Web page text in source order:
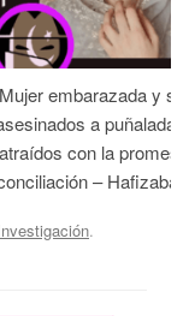
Mujer embarazada y
a
atraídos con la
–
.